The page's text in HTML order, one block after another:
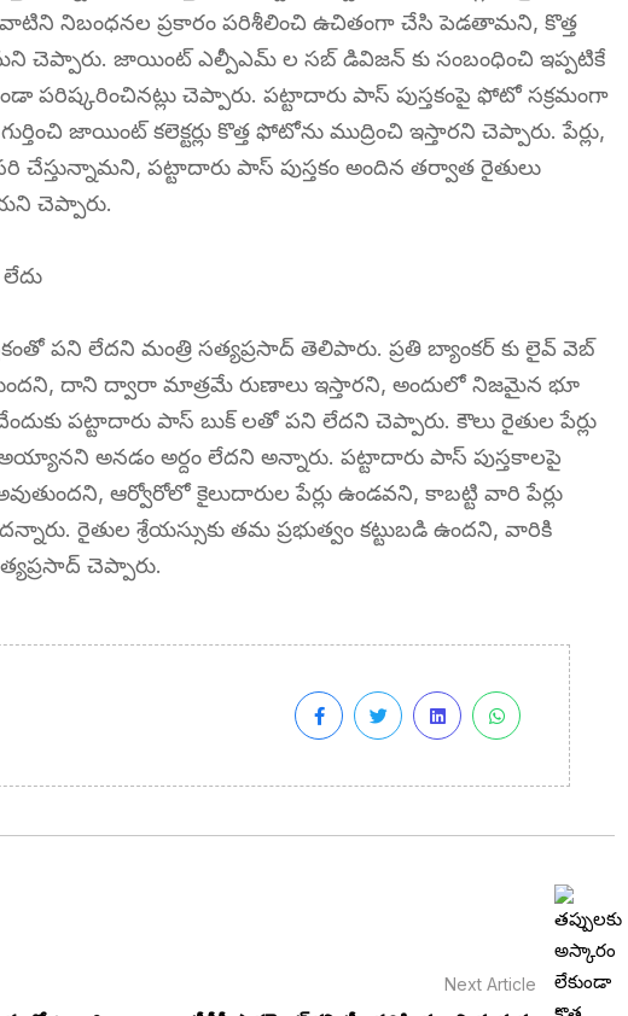
నిబంధనల ప్రకారం పరిశీలించి ఉచితంగా చేసి పెడతామని, కొత్త
చెప్పారు. జాయింట్ ఎల్పీఎమ్ ల సబ్ డివిజన్ కు సంబంధించి ఇప్పటికే
పరిష్కరించినట్లు చెప్పారు. పట్టాదారు పాస్ పుస్తకంపై ఫోటో సక్రమంగా
జాయింట్ కలెక్టర్లు కొత్త ఫోటోను ముద్రించి ఇస్తారని చెప్పారు. పేర్లు,
పట్టాదారు పాస్ పుస్తకం అందిన తర్వాత రైతులు
చెప్పారు.
పని లేదని మంత్రి సత్యప్రసాద్ తెలిపారు. ప్రతి బ్యాంకర్ కు లైవ్ వెబ్
దాని ద్వారా మాత్రమే రుణాలు ఇస్తారని, అందులో నిజమైన భూ
పట్టాదారు పాస్ బుక్ లతో పని లేదని చెప్పారు. కౌలు రైతుల పేర్లు
అనడం అర్దం లేదని అన్నారు. పట్టాదారు పాస్ పుస్తకాలపై
ఆర్వోరోలో కైలుదారుల పేర్లు ఉండవని, కాబట్టి వారి పేర్లు
రైతుల శ్రేయస్సుకు తమ ప్రభుత్వం కట్టుబడి ఉందని, వారికి
చెప్పారు.
Next Article